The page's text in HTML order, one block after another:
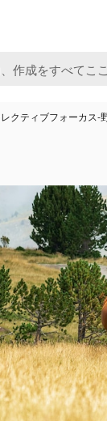
クティブフォーカス-